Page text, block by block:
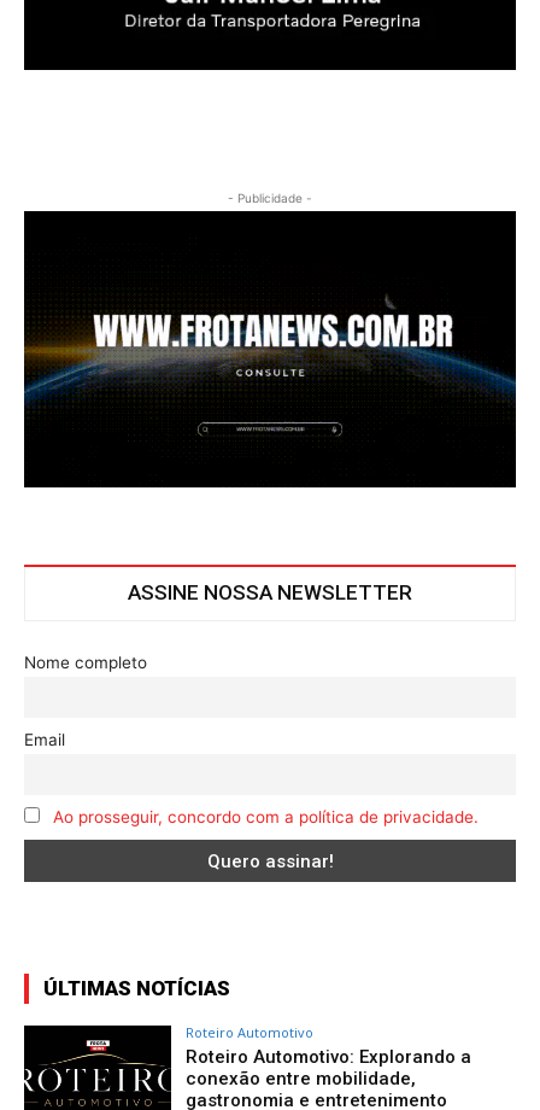
- Publicidade -
ASSINE NOSSA NEWSLETTER
Nome completo
Email
Ao prosseguir, concordo com a política de privacidade.
ÚLTIMAS NOTÍCIAS
Roteiro Automotivo
Roteiro Automotivo: Explorando a
conexão entre mobilidade,
gastronomia e entretenimento